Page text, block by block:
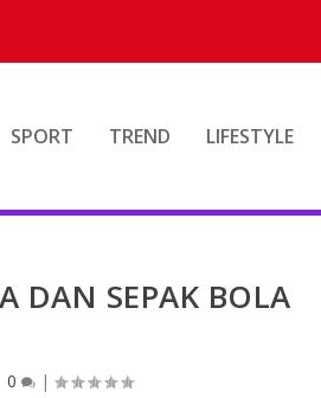
SPORT TREND LIFESTYLE
DAN SEPAK BOLA
0 |